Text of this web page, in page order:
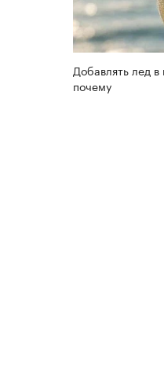
Добавлять лед
почему